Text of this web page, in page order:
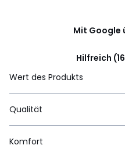
Mit Google
Hilfreich
Wert des Produkts
Qualität
Komfort